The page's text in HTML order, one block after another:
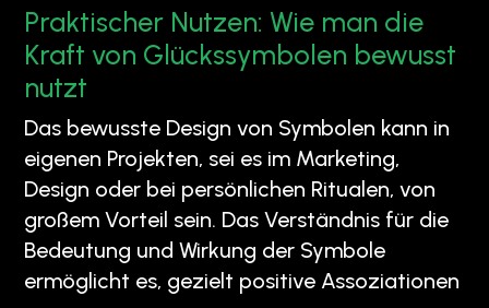
Praktischer Nutzen: Wie man die
Kraft von Glückssymbolen bewusst
nutzt
Das bewusste Design von Symbolen kann in
eigenen Projekten, sei es im Marketing,
Design oder bei persönlichen Ritualen, von
großem Vorteil sein. Das Verständnis für die
Bedeutung und Wirkung der Symbole
ermöglicht es, gezielt positive Assoziationen